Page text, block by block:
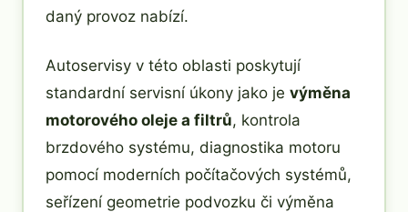
daný provoz nabízí.
Autoservisy v této oblasti poskytují
standardní servisní úkony jako je výměna
motorového oleje a filtrů, kontrola
brzdového systému, diagnostika motoru
pomocí moderních počítačových systémů,
seřízení geometrie podvozku či výměna